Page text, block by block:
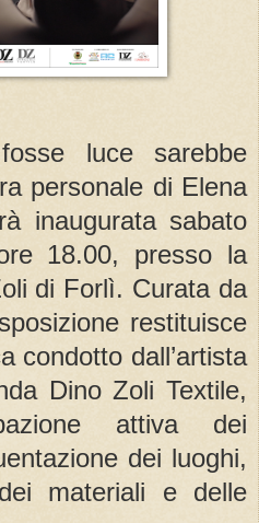
luce sarebbe
personale di Elena
inaugurata sabato
18.00, presso la
di Forlì. Curata da
restituisce
condotto dall’artista
Dino Zoli Textile,
attiva dei
dei luoghi,
materiali e delle